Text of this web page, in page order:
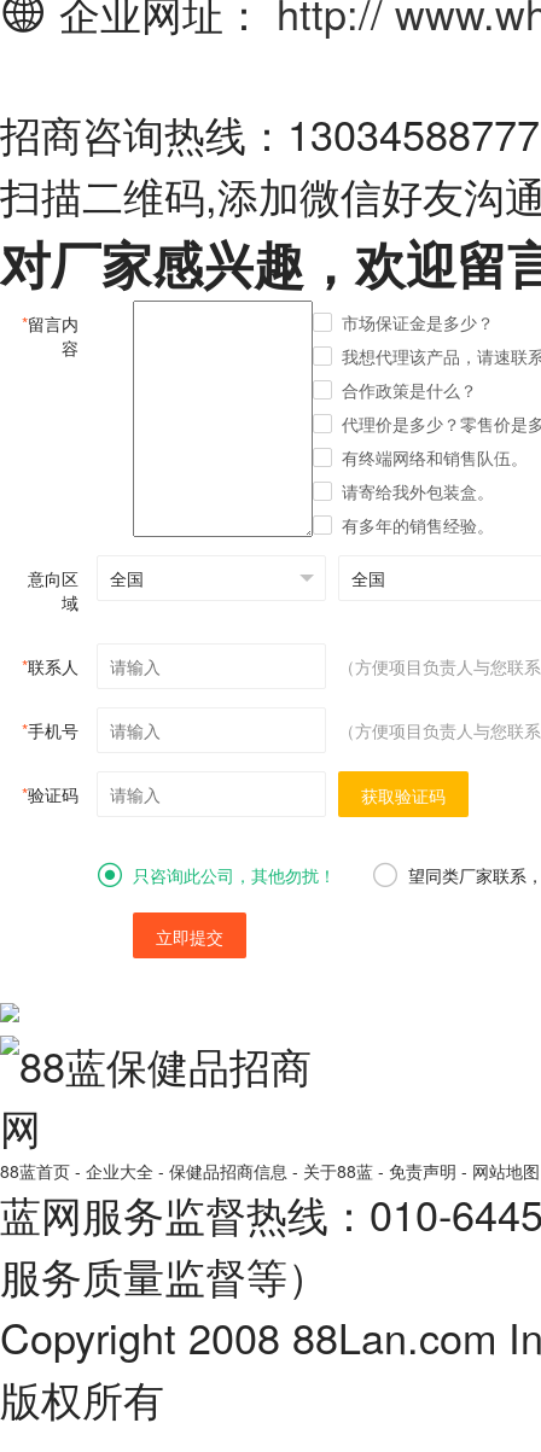
企业网址： http://
招商咨询热线：13034588777
扫描二维码,添加微信好友沟
对厂家感兴趣，欢迎留
*留言内
容
市场保证金是多少？
我想代理该产品，请速联
合作政策是什么？
代理价是多少？零售价是
有终端网络和销售队伍。
请寄给我外包装盒。
有多年的销售经验。
意向区
域
*联系人 （方便项目负责人与您联
*手机号 （方便项目负责人与您联
*验证码 获取验证码
只咨询此公司，其他勿扰！ 望同类厂家联系
立即提交
88蓝首页 - 企业大全 - 保健品招商信息 - 关于88蓝 - 免责声明 - 网站地图
蓝网服务监督热线：010-
服务质量监督等）
Copyright 2008 88Lan.com
版权所有